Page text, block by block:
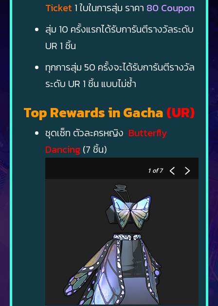
Ticket 1 ใบในการสุ่ม ราคา 80 Coupon
สุ่ม 10 ครั้งแรกได้รับการันตีรางวัลระดับ
UR 1 ชิ้น
ทุกการสุ่ม 50 ครั้งจะได้รับการันตีรางวัล
ระดับ UR 1 ชิ้น แบบไม่ซ้ำ
Top Rewards in Gacha(UR)
ชุดเซ็ท ตัวละครหญิง Butterfly
Dancing (7 ชิ้น)
1 of 7